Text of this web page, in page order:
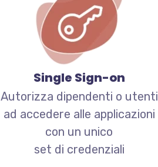
Single Sign-on
Autorizza dipendenti o utenti
ad accedere alle applicazioni
con un unico
set di credenziali